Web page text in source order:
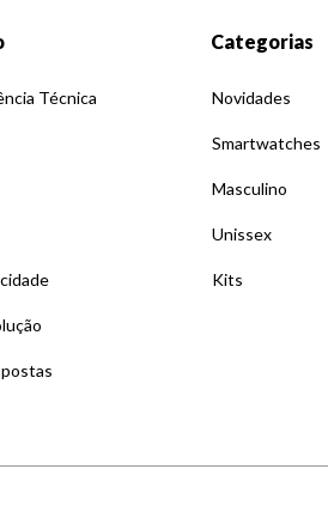
Técnica
Categorias
Novidades
Smartwatches
Masculino
Unissex
Kits